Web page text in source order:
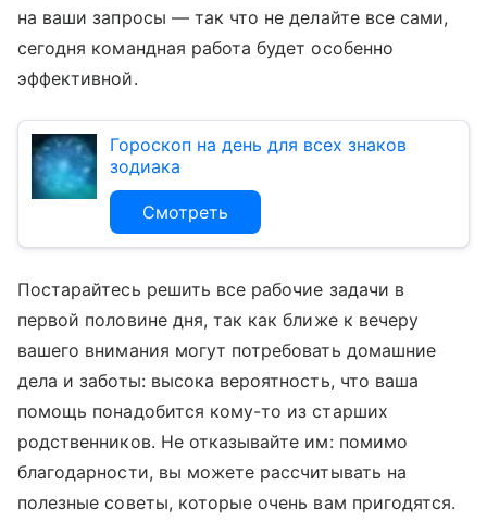
на ваши запросы — так что не делайте все сами,
сегодня командная работа будет особенно
эффективной.
Гороскоп на день для всех знаков
зодиака
Смотреть
Постарайтесь решить все рабочие задачи в
первой половине дня, так как ближе к вечеру
вашего внимания могут потребовать домашние
дела и заботы: высока вероятность, что ваша
помощь понадобится кому-то из старших
родственников. Не отказывайте им: помимо
благодарности, вы можете рассчитывать на
полезные советы, которые очень вам пригодятся.